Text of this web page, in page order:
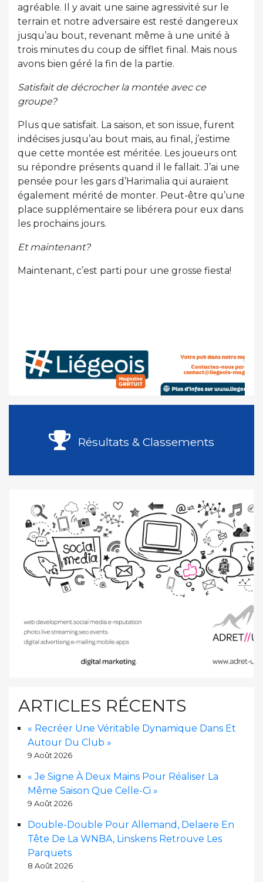
agréable. Il y avait une saine agressivité sur le
terrain et notre adversaire est resté dangereux
jusqu’au bout, revenant même à une unité à
trois minutes du coup de sifflet final. Mais nous
avons bien géré la fin de la partie.
Satisfait de décrocher la montée avec ce
groupe?
Plus que satisfait. La saison, et son issue, furent
indécises jusqu’au bout mais, au final, j’estime
que cette montée est méritée. Les joueurs ont
su répondre présents quand il le fallait. J’ai une
pensée pour les gars d’Harimalia qui auraient
également mérité de monter. Peut-être qu’une
place supplémentaire se libérera pour eux dans
les prochains jours.
Et maintenant?
Maintenant, c’est parti pour une grosse fiesta!
Résultats & Classements
ARTICLES RÉCENTS
« Recréer Une Véritable Dynamique Dans Et
Autour Du Club »
9 Août 2026
« Je Signe À Deux Mains Pour Réaliser La
Même Saison Que Celle-Ci »
9 Août 2026
Double-Double Pour Allemand, Delaere En
Tête De La WNBA, Linskens Retrouve Les
Parquets
8 Août 2026